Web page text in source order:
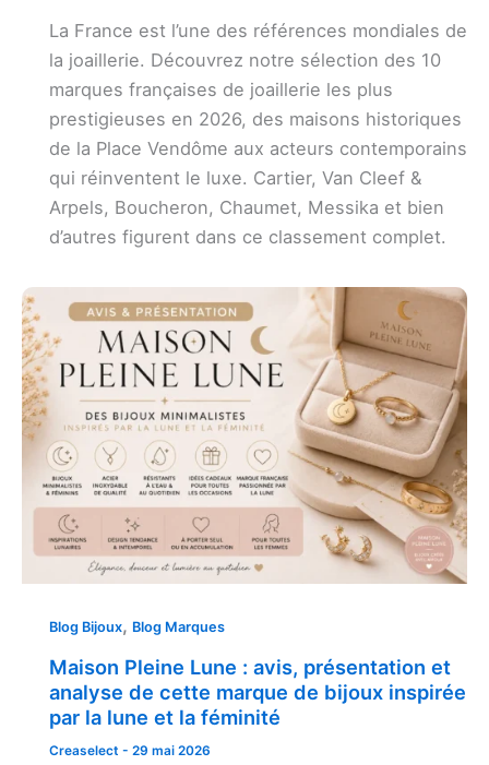
La France est l’une des références mondiales de
la joaillerie. Découvrez notre sélection des 10
marques françaises de joaillerie les plus
prestigieuses en 2026, des maisons historiques
de la Place Vendôme aux acteurs contemporains
qui réinventent le luxe. Cartier, Van Cleef &
Arpels, Boucheron, Chaumet, Messika et bien
d’autres figurent dans ce classement complet.
Blog Bijoux, Blog Marques
Maison Pleine Lune : avis, présentation et
analyse de cette marque de bijoux inspirée
par la lune et la féminité
Creaselect - 29 mai 2026